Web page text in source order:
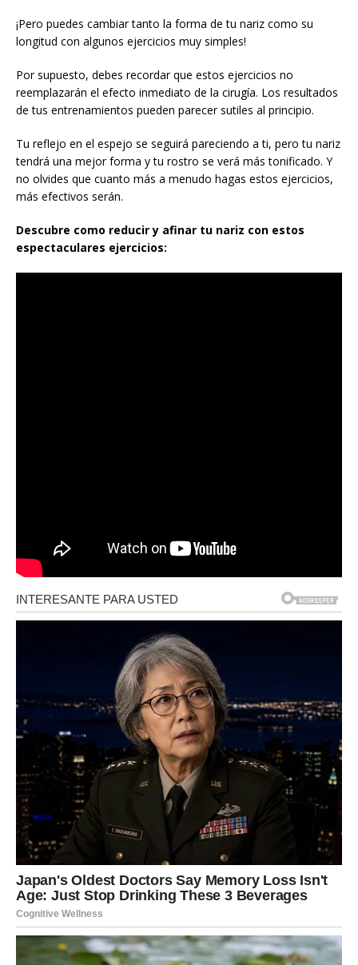
¡Pero puedes cambiar tanto la forma de tu nariz como su
longitud con algunos ejercicios muy simples!
Por supuesto, debes recordar que estos ejercicios no
reemplazarán el efecto inmediato de la cirugía. Los resultados
de tus entrenamientos pueden parecer sutiles al principio.
Tu reflejo en el espejo se seguirá pareciendo a ti, pero tu nariz
tendrá una mejor forma y tu rostro se verá más tonificado. Y
no olvides que cuanto más a menudo hagas estos ejercicios,
más efectivos serán.
Descubre como reducir y afinar tu nariz con estos
espectaculares ejercicios: